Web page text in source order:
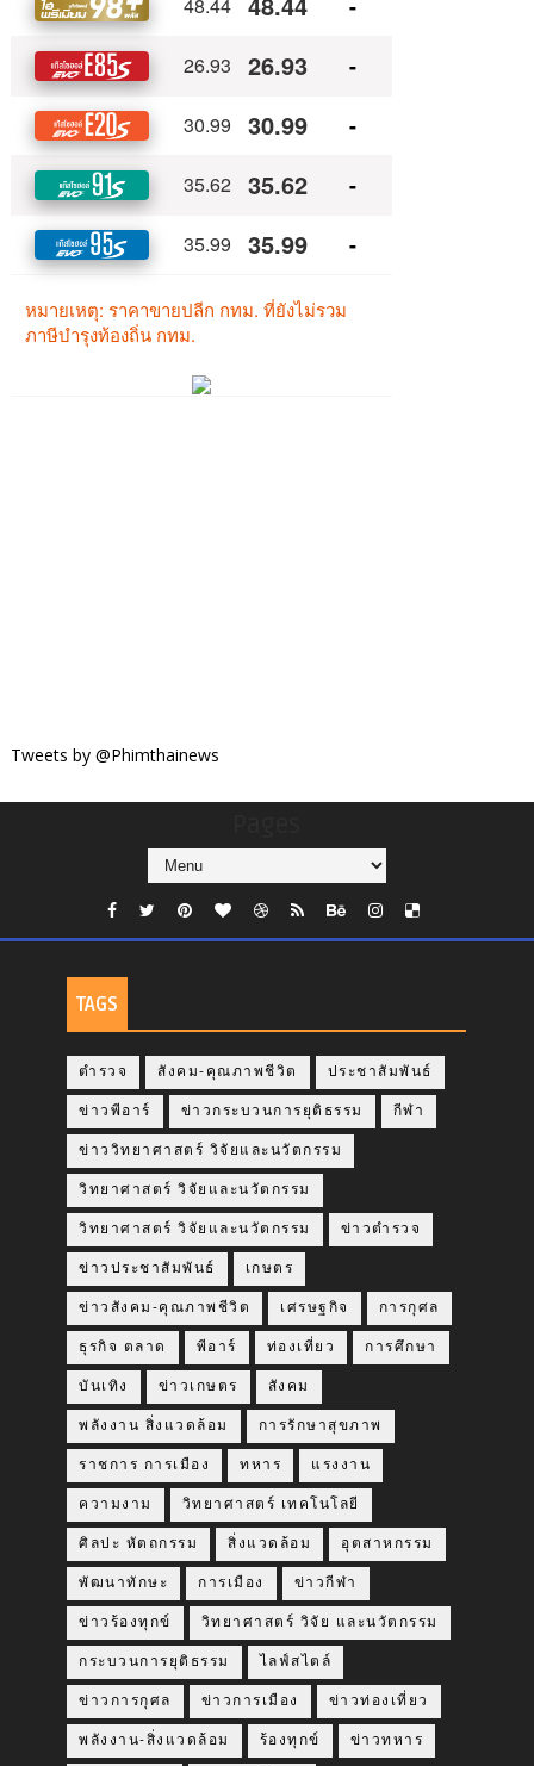
Tweets by @Phimthainews
TAGS
ตำรวจ สังคม-คุณภาพชีวิต ประชาสัมพันธ์
ข่าวพีอาร์ ข่าวกระบวนการยุติธรรม กีฬา
ข่าววิทยาศาสตร์ วิจัยและนวัตกรรม
วิทยาศาสตร์ วิจัยและนวัตกรรม
วิทยาศาสตร์ วิจัยและนวัตกรรม ข่าวตำรวจ
ข่าวประชาสัมพันธ์ เกษตร
ข่าวสังคม-คุณภาพชีวิต เศรษฐกิจ การกุศล
ธุรกิจ ตลาด พีอาร์ ท่องเที่ยว การศึกษา
บันเทิง ข่าวเกษตร สังคม
พลังงาน สิ่งแวดล้อม การรักษาสุขภาพ
ราชการ การเมือง ทหาร แรงงาน
ความงาม วิทยาศาสตร์ เทคโนโลยี
ศิลปะ หัตถกรรม สิ่งแวดล้อม อุตสาหกรรม
พัฒนาทักษะ การเมือง ข่าวกีฬา
ข่าวร้องทุกข์ วิทยาศาสตร์ วิจัย และนวัตกรรม
กระบวนการยุติธรรม ไลฟ์สไตล์
ข่าวการกุศล ข่าวการเมือง ข่าวท่องเที่ยว
พลังงาน-สิ่งแวดล้อม ร้องทุกข์ ข่าวทหาร